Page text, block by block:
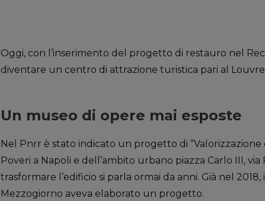
Oggi, con l’inserimento del progetto di restauro nel
diventare un centro di attrazione turistica pari al
Un museo di opere mai esposte
Nel Pnrr è stato indicato un progetto di
Poveri a Napoli e dell’ambito urbano piazza Carlo III, via
trasformare l’edificio si parla ormai da anni. Già nel 2018,
Mezzogiorno aveva elaborato un progetto.